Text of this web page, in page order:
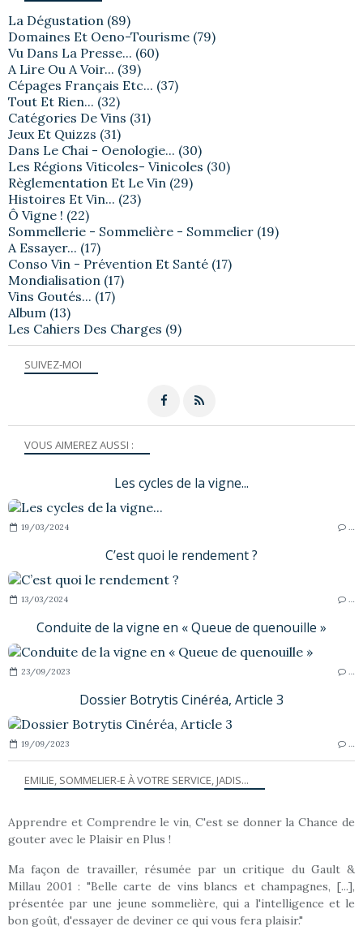
SUIVEZ-MOI
VOUS AIMEREZ AUSSI :
Les cycles de la vigne...
19/03/2024
C’est quoi le rendement ?
13/03/2024
Conduite de la vigne en « Queue de quenouille »
23/09/2023
Dossier Botrytis Cinéréa, Article 3
19/09/2023
La Dégustation (89)
Domaines Et Oeno-Tourisme (79)
Vu Dans La Presse... (60)
A Lire Ou A Voir... (39)
Cépages Français Etc... (37)
Tout Et Rien... (32)
Catégories De Vins (31)
Jeux Et Quizzs (31)
Dans Le Chai - Oenologie... (30)
Les Régions Viticoles- Vinicoles (30)
Règlementation Et Le Vin (29)
Histoires Et Vin... (23)
Ô Vigne ! (22)
Sommellerie - Sommelière - Sommelier (19)
A Essayer... (17)
Conso Vin - Prévention Et Santé (17)
Mondialisation (17)
Vins Goutés... (17)
Album (13)
Les Cahiers Des Charges (9)
EMILIE, SOMMELIER-E À VOTRE SERVICE, JADIS...
Apprendre et Comprendre le vin, C'est se donner la Chance de
gouter avec le Plaisir en Plus !
Ma façon de travailler, résumée par un critique du Gault &
Millau 2001 : "Belle carte de vins blancs et champagnes, [...],
présentée par une jeune sommelière, qui a l'intelligence et le
bon goût, d'essayer de deviner ce qui vous fera plaisir."